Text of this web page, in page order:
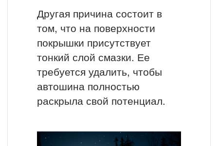
Другая причина состоит в
том, что на поверхности
покрышки присутствует
тонкий слой смазки. Ее
требуется удалить, чтобы
автошина полностью
раскрыла свой потенциал.